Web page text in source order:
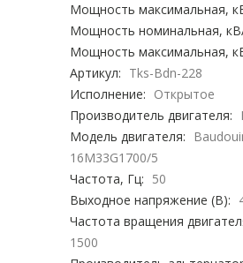
Мощность максимальная,
Мощность номинальная,
Мощность максимальная,
Артикул: Tks-Bdn-228
Исполнение: Открытое
Производитель двигателя:
Модель двигателя:
16M33G1700/5
Частота, Гц: 50
Выходное напряжение (В):
Частота вращения
1500